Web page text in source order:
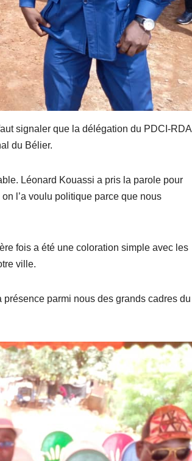
signaler que la délégation du PDCI-RDA
du Bélier.
Léonard Kouassi a pris la parole pour
l’a voulu politique parce que nous
fois a été une coloration simple avec les
ville.
parmi nous des grands cadres du